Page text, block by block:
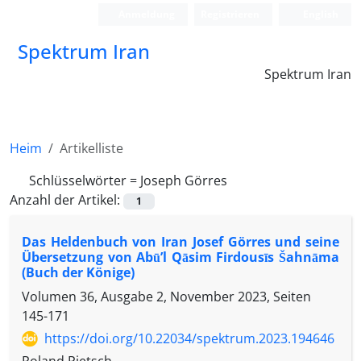
Spektrum Iran
Spektrum Iran
Heim
Artikelliste
Schlüsselwörter = Joseph Görres
Anzahl der Artikel:
1
Das Heldenbuch von Iran Josef Görres und seine
Übersetzung von Abū’l Qāsim Firdousīs Šahnāma
(Buch der Könige)
Volumen 36, Ausgabe 2, November 2023, Seiten
145-171
https://doi.org/10.22034/spektrum.2023.194646